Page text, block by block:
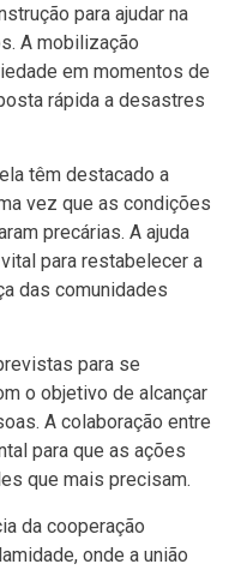
para ajudar na
A mobilização
em momentos de
rápida a desastres
têm destacado a
vez que as condições
precárias. A ajuda
para restabelecer a
das comunidades
para se
o objetivo de alcançar
A colaboração entre
para que as ações
que mais precisam.
da cooperação
onde a união